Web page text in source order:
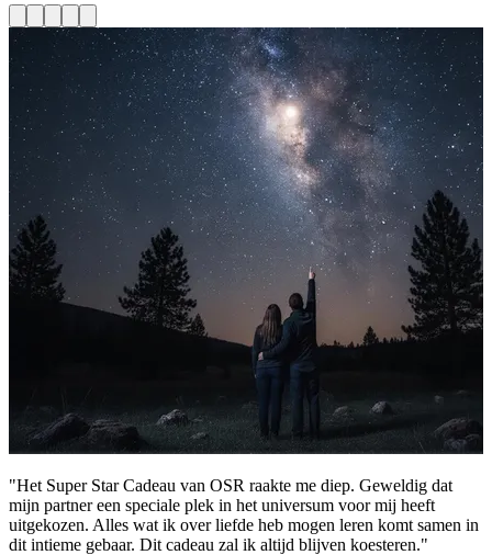
"Het Super Star Cadeau van OSR raakte me diep. Geweldig dat
mijn partner een speciale plek in het universum voor mij heeft
uitgekozen. Alles wat ik over liefde heb mogen leren komt samen in
dit intieme gebaar. Dit cadeau zal ik altijd blijven koesteren."